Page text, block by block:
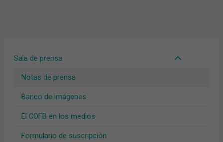
Sala de prensa
Notas de prensa
Banco de imágenes
El COFB en los medios
Formulario de suscripción